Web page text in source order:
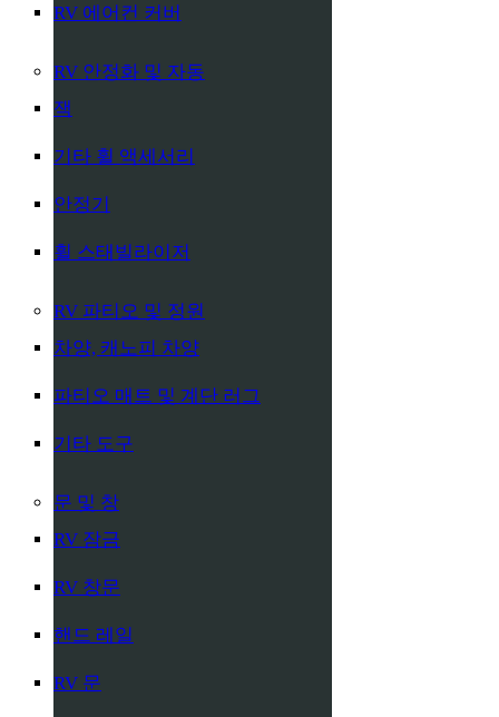
RV 에어컨 커버
RV 안정화 및 자동
잭
기타 휠 액세서리
안정기
휠 스태빌라이저
RV 파티오 및 정원
차양, 캐노피 차양
파티오 매트 및 계단 러그
기타 도구
문 및 창
RV 잠금
RV 창문
핸드 레일
RV 문